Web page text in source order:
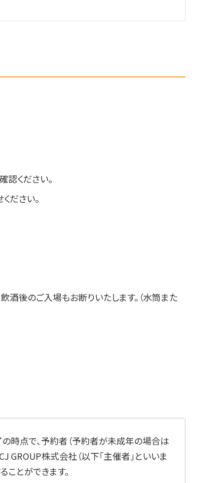
認ください。
ださい。
酒後のご入場もお断りいたします。（水筒また
の時点で、予約者（予約者が未成年の場合は
GROUP株式会社（以下「主催者」といいま
とができます。